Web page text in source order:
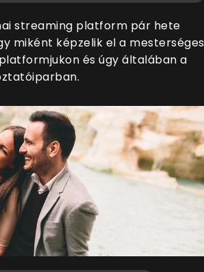
streaming platform pár hete
miként képzelik el a mesterséges
és úgy általában a